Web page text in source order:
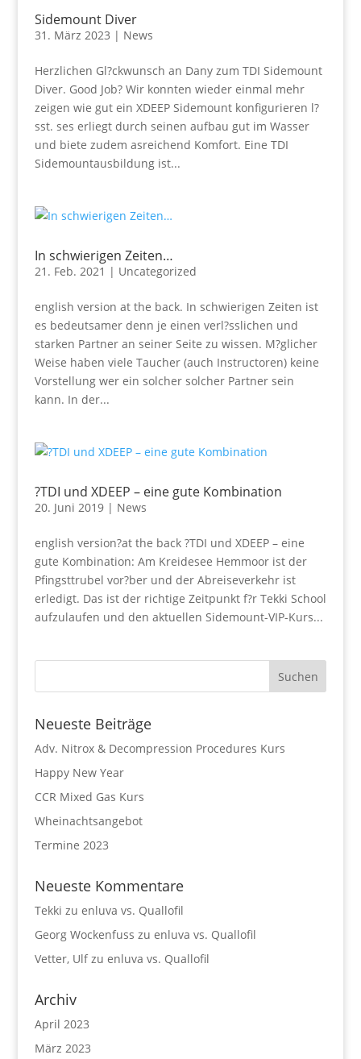
Sidemount Diver
31. März 2023 | News
Herzlichen Gl?ckwunsch an Dany zum TDI Sidemount
Diver. Good Job? Wir konnten wieder einmal mehr
zeigen wie gut ein XDEEP Sidemount konfigurieren l?
sst. ses erliegt durch seinen aufbau gut im Wasser
und biete zudem asreichend Komfort. Eine TDI
Sidemountausbildung ist...
In schwierigen Zeiten…
21. Feb. 2021 | Uncategorized
english version at the back. In schwierigen Zeiten ist
es bedeutsamer denn je einen verl?sslichen und
starken Partner an seiner Seite zu wissen. M?glicher
Weise haben viele Taucher (auch Instructoren) keine
Vorstellung wer ein solcher solcher Partner sein
kann. In der...
?TDI und XDEEP – eine gute Kombination
20. Juni 2019| News
english version?at the back ?TDI und XDEEP – eine
gute Kombination: Am Kreidesee Hemmoor ist der
Pfingsttrubel vor?ber und der Abreiseverkehr ist
erledigt. Das ist der richtige Zeitpunkt f?r Tekki School
aufzulaufen und den aktuellen Sidemount-VIP-Kurs...
Neueste Beiträge
Adv. Nitrox & Decompression Procedures Kurs
Happy New Year
CCR Mixed Gas Kurs
Wheinachtsangebot
Termine 2023
Neueste Kommentare
Tekki zu enluva vs. Quallofil
Georg Wockenfuss zu enluva vs. Quallofil
Vetter, Ulfzu enluva vs. Quallofil
Archiv
April 2023
März 2023